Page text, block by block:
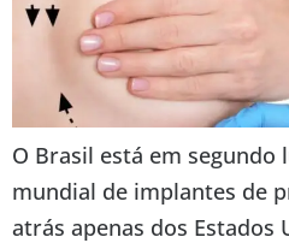
O Brasil está em segundo
mundial de implantes de
atrás apenas dos Estados